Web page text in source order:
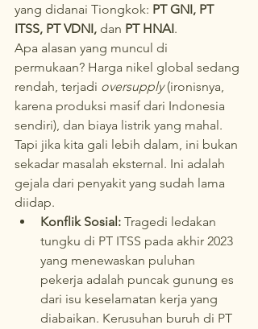
yang didanai Tiongkok: PT GNI, PT
ITSS, PT VDNI, dan PT HNAI.
Apa alasan yang muncul di
permukaan? Harga nikel global sedang
rendah, terjadi oversupply (ironisnya,
karena produksi masif dari Indonesia
sendiri), dan biaya listrik yang mahal.
Tapi jika kita gali lebih dalam, ini bukan
sekadar masalah eksternal. Ini adalah
gejala dari penyakit yang sudah lama
diidap.
Konflik Sosial: Tragedi ledakan
tungku di PT ITSS pada akhir 2023
yang menewaskan puluhan
pekerja adalah puncak gunung es
dari isu keselamatan kerja yang
diabaikan. Kerusuhan buruh di PT